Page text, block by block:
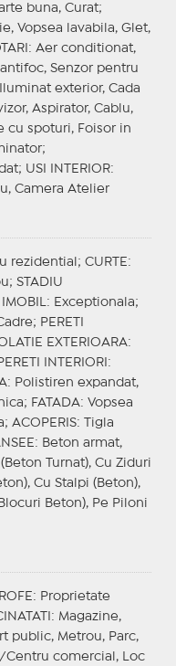
buna, Curat;
Vopsea lavabila, Glet,
: Aer conditionat,
Senzor pentru
exterior, Cada
Aspirator, Cablu,
cu spoturi, Foisor in
USI INTERIOR:
Camera Atelier
rezidential; CURTE :
STADIU
: Exceptionala;
PERETI
EXTERIOARA:
INTERIORI :
: Polistiren expandat,
FATADA: Vopsea
ACOPERIS: Tigla
: Beton armat,
Turnat), Cu Ziduri
Cu Stalpi (Beton),
Beton), Pe Piloni
: Proprietate
: Magazine,
public, Metrou, Parc,
Centru comercial, Loc